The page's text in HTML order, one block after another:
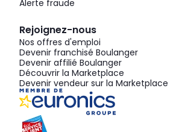
Alerte fraude
Rejoignez-nous
Nos offres d'emploi
Devenir franchisé Boulanger
Devenir affilié Boulanger
Découvrir la Marketplace
Devenir vendeur sur la Marketplace